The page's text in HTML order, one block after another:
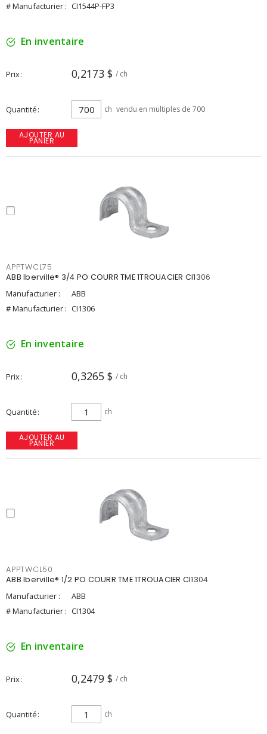
# Manufacturier : CI1544P-FP3
En inventaire
Prix 0,2173 $ / ch
Quantité ch vendu en multiples de 700
AJOUTER AU
PANIER
APPTWCL75
ABB Iberville® 3/4 PO COURR TME 1TROUACIER CI1306
Manufacturier :
ABB
# Manufacturier : CI1306
En inventaire
Prix 0,3265 $ / ch
Quantité ch
AJOUTER AU
PANIER
APPTWCL50
ABB Iberville® 1/2 PO COURR TME 1TROUACIER CI1304
Manufacturier :
ABB
# Manufacturier : CI1304
En inventaire
Prix 0,2479 $ / ch
Quantité ch